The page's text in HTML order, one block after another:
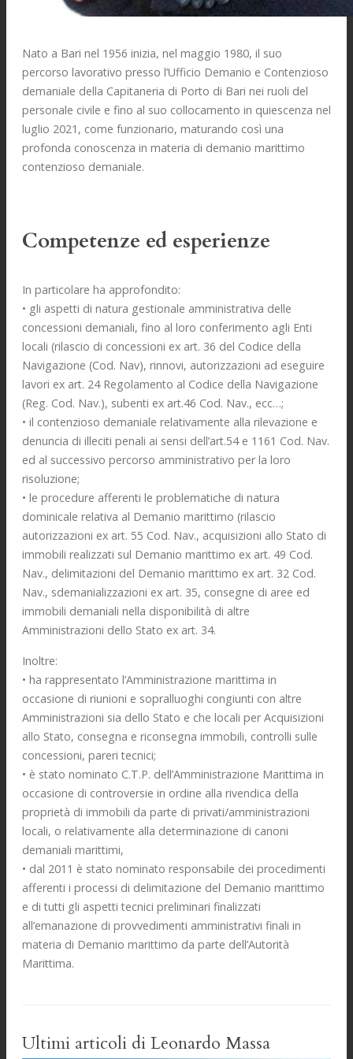
Nato a Bari nel 1956 inizia, nel maggio 1980, il suo
percorso lavorativo presso l’Ufficio Demanio e Contenzioso
demaniale della Capitaneria di Porto di Bari nei ruoli del
personale civile e fino al suo collocamento in quiescenza nel
luglio 2021, come funzionario, maturando così una
profonda conoscenza in materia di demanio marittimo
contenzioso demaniale.
Competenze ed esperienze
In particolare ha approfondito:
• gli aspetti di natura gestionale amministrativa delle
concessioni demaniali, fino al loro conferimento agli Enti
locali (rilascio di concessioni ex art. 36 del Codice della
Navigazione (Cod. Nav), rinnovi, autorizzazioni ad eseguire
lavori ex art. 24 Regolamento al Codice della Navigazione
(Reg. Cod. Nav.), subenti ex art.46 Cod. Nav., ecc…;
• il contenzioso demaniale relativamente alla rilevazione e
denuncia di illeciti penali ai sensi dell’art.54 e 1161 Cod. Nav.
ed al successivo percorso amministrativo per la loro
risoluzione;
• le procedure afferenti le problematiche di natura
dominicale relativa al Demanio marittimo (rilascio
autorizzazioni ex art. 55 Cod. Nav., acquisizioni allo Stato di
immobili realizzati sul Demanio marittimo ex art. 49 Cod.
Nav., delimitazioni del Demanio marittimo ex art. 32 Cod.
Nav., sdemanializzazioni ex art. 35, consegne di aree ed
immobili demaniali nella disponibilità di altre
Amministrazioni dello Stato ex art. 34.
Inoltre:
• ha rappresentato l’Amministrazione marittima in
occasione di riunioni e sopralluoghi congiunti con altre
Amministrazioni sia dello Stato e che locali per Acquisizioni
allo Stato, consegna e riconsegna immobili, controlli sulle
concessioni, pareri tecnici;
• è stato nominato C.T.P. dell’Amministrazione Marittima in
occasione di controversie in ordine alla rivendica della
proprietà di immobili da parte di privati/amministrazioni
locali, o relativamente alla determinazione di canoni
demaniali marittimi,
• dal 2011 è stato nominato responsabile dei procedimenti
afferenti i processi di delimitazione del Demanio marittimo
e di tutti gli aspetti tecnici preliminari finalizzati
all’emanazione di provvedimenti amministrativi finali in
materia di Demanio marittimo da parte dell’Autorità
Marittima.
Ultimi articoli di Leonardo Massa